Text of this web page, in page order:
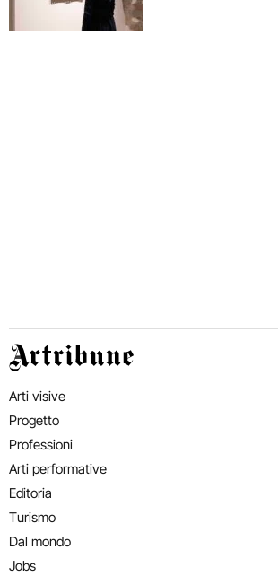
Artribune
Arti visive
Progetto
Professioni
Arti performative
Editoria
Turismo
Dal mondo
Jobs